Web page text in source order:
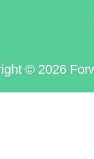
© 2026